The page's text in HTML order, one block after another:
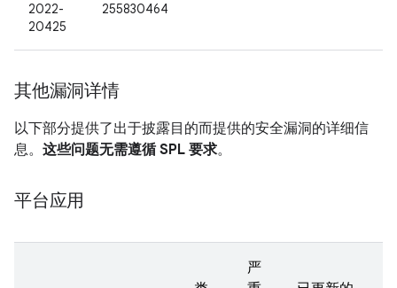
2022-
20425
255830464
其他漏洞详情
以下部分提供了出于披露目的而提供的安全漏洞的详细信
息。 这些问题无需遵循 SPL 要求。
平台应用
严